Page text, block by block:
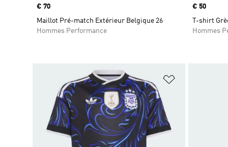
Prix
€ 70
Maillot Pré-match Extérieur Belgique 26
Hommes Performance
Prix
€ 50
T-shirt
Hommes
Ajouter à la